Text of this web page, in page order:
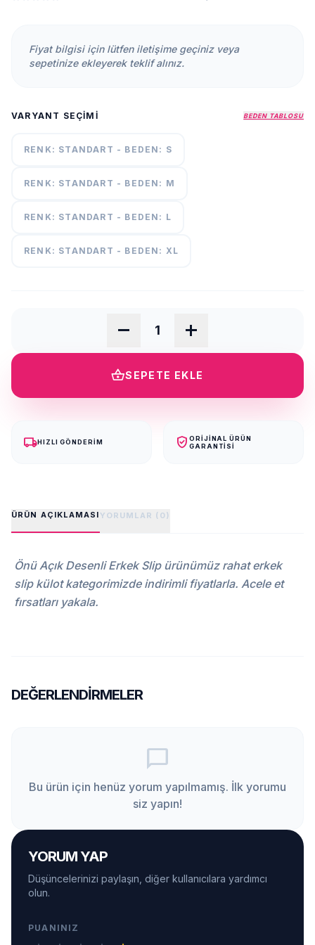
İLETİŞİM
ŞARTLARI
+90
55
Fiyat bilgisi için lütfen iletişime geçiniz veya
sepetinize ekleyerek teklif alınız.
VARYANT SEÇIMI BEDEN TABLOSU
RENK: STANDART - BEDEN: S
RENK: STANDART - BEDEN: M
RENK: STANDART - BEDEN: L
RENK: STANDART - BEDEN: XL
remove add
shopping_basketSEPETE EKLE
local_shippingHIZLI GÖNDERIM verified_user ORIJINAL ÜRÜN
GARANTISI
ÜRÜN AÇIKLAMASIYORUMLAR (0)
Önü Açık Desenli Erkek Slip ürünümüz rahat erkek
slip külot kategorimizde indirimli fiyatlarla. Acele et
fırsatları yakala.
DEĞERLENDIRMELER
chat_bubble_outline
Bu ürün için henüz yorum yapılmamış. İlk yorumu
siz yapın!
YORUM YAP
Düşüncelerinizi paylaşın, diğer kullanıcılara yardımcı
olun.
PUANINIZ